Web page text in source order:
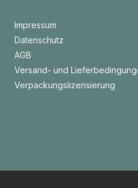
Impressum
Datenschutz
AGB
Versand- und
Verpackungslizensierung